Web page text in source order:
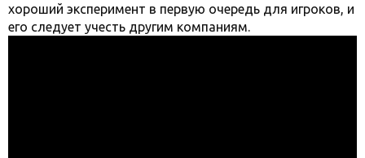
хороший эксперимент в первую очередь для игроков, и
его следует учесть другим компаниям.